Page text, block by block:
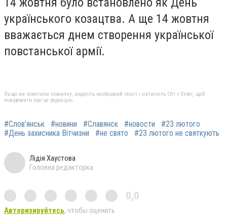
українського козацтва. А ще 14 жовтня
вважається днем створення української
повстанської армії.
Якщо ви помітили помилку, виділіть необхідний текст і натисніть Ctrl + Enter, щоб
повідомити про це редакцію
#Слов’янськ #новини #Славянск #новости
#23 лютого
#День захисника Вітчизни
#не свято #23 лютого не святкують
Лідія Хаустова
Головна редакторка
0,0
Авторизируйтесь, чтобы оценить